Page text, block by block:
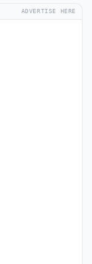
ADVERTISE HERE